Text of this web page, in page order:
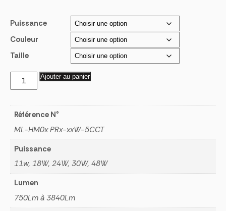
prix :
$27.90
à
$99.90
Puissance
Couleur
Taille
quantité
de
Surface
Rond
5''
24''
Ajouter au panier
Référence N°
ML-HM0x PRx-xxW-5CCT
Puissance
11w, 18W, 24W, 30W, 48W
Lumen
750Lm à 3840Lm